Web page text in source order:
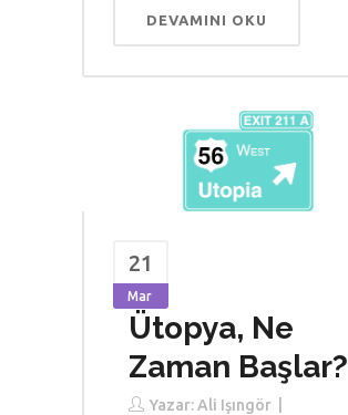
DEVAMINI OKU
21
Mar
Ütopya, Ne
Zaman Başlar?
Yazar:Ali Işıngör